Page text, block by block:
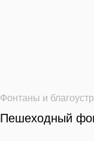
Фонтаны и
Пешеходный